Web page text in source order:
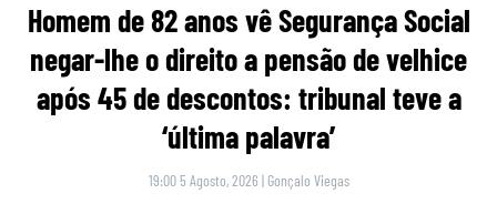
Homem de 82 anos vê Segurança Social
negar-lhe o direito a pensão de velhice
após 45 de descontos: tribunal teve a
‘última palavra’
19:00 5 Agosto, 2026 | Gonçalo Viegas